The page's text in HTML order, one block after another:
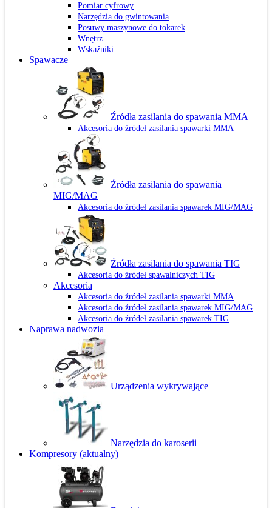
Pomiar cyfrowy
Narzędzia do gwintowania
Posuwy maszynowe do tokarek
Wnętrz
Wskaźniki
Spawacze
Źródła zasilania do spawania MMA
Akcesoria do źródeł zasilania spawarki MMA
Źródła zasilania do spawania
MIG/MAG
Akcesoria do źródeł zasilania spawarek MIG/MAG
Źródła zasilania do spawania TIG
Akcesoria do źródeł spawalniczych TIG
Akcesoria
Akcesoria do źródeł zasilania spawarki MMA
Akcesoria do źródeł zasilania spawarek MIG/MAG
Akcesoria do źródeł zasilania spawarek TIG
Naprawa nadwozia
Urządzenia wykrywające
Narzędzia do karoserii
Kompresory (aktualny)